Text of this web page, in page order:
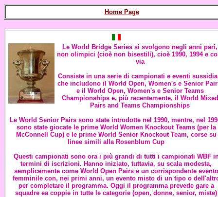
Home Page
Le World Bridge Series si svolgono negli anni pari,
non olimpici (cioè non bisestili), cioè 1990, 1994 e
via
Consiste in una serie di campionati e eventi
che includono il World Open, Women's e Senior
e il World Open, Women's e Senior Teams
Championships e, più recentemente, il World Mixed
Pairs and Teams Championships
Le World Senior Pairs sono state introdotte nel 1990, mentre, nel
sono state giocate le prime World Women Knockout Teams (per la
McConnell Cup) e le prime World Senior Knockout Team, corse su
linee simili alla Rosenblum Cup
Questi campionati sono ora i più grandi di tutti i campionati WBF
termini di iscrizioni. Hanno iniziato, tuttavia, su scala modesta,
semplicemente come World Open Pairs e un corrispondente evento
femminile con, nei primi anni, un evento misto di un tipo o
per completare il programma. Oggi il programma prevede gare a
squadre ea coppie in tutte le categorie (open, donne, senior, miste)